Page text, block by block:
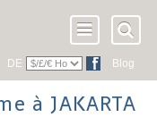
DE Blog
à JAKARTA